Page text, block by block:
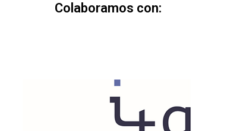
Colaboramos con: